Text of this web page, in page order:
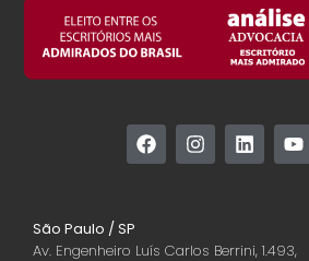
São Paulo / SP
Av. Engenheiro Luís Carlos Berrini, 1.493,